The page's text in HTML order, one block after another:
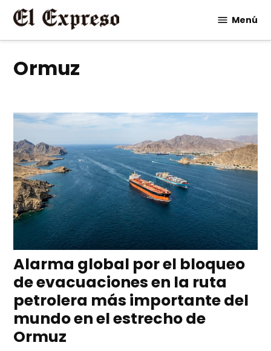
Saltar
contenido
Menú
Ormuz
Alarma global por el bloqueo
de evacuaciones en la ruta
petrolera más importante del
mundo en el estrecho de
Ormuz